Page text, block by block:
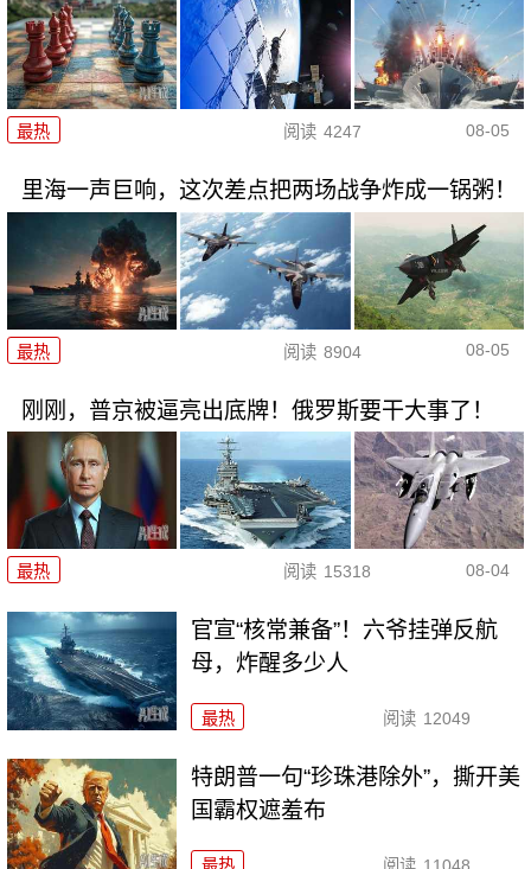
最热 阅读 4247 08-05
里海一声巨响，这次差点把两场战争炸成一锅粥！
最热 阅读 8904 08-05
刚刚，普京被逼亮出底牌！俄罗斯要干大事了！
最热 阅读 15318 08-04
官宣“核常兼备”！六爷挂弹反航
母，炸醒多少人
最热 阅读 12049
特朗普一句“珍珠港除外”，撕开美
国霸权遮羞布
最热 阅读 11048